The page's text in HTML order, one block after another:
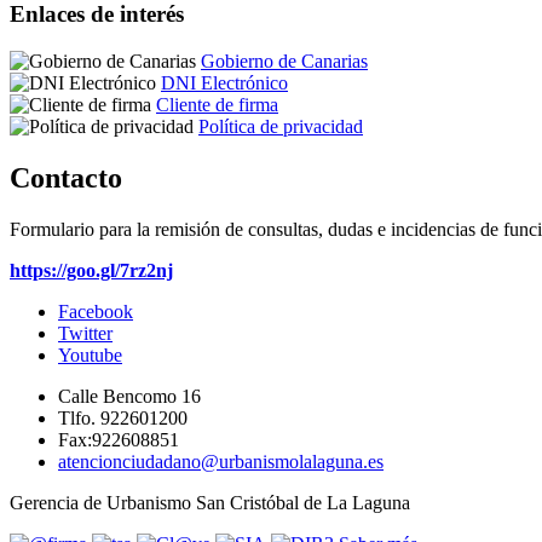
Enlaces de interés
Gobierno de Canarias
DNI Electrónico
Cliente de firma
Política de privacidad
Contacto
Formulario para la remisión de consultas, dudas e incidencias de
https://goo.gl/7rz2nj
Facebook
Twitter
Youtube
Calle Bencomo 16
Tlfo. 922601200
Fax:922608851
atencionciudadano@urbanismolalaguna.es
Gerencia de Urbanismo San Cristóbal de La Laguna